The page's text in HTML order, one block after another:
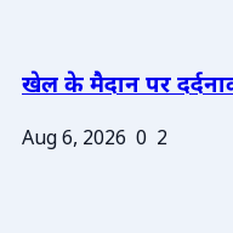
खेल के मैदान पर
Aug 6, 2026 0 2